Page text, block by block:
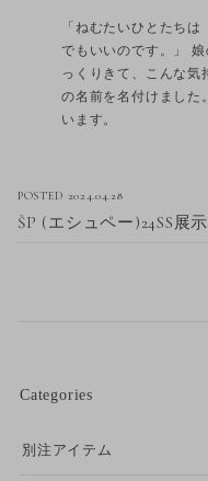
「ねむたいひとたち
でもいいのです。」
っくりきて、こんな気
の名前を名付けました
います。
POSTED 2024.04.28
ŠP (エシュペー)24SS展
Categories
別注アイテム